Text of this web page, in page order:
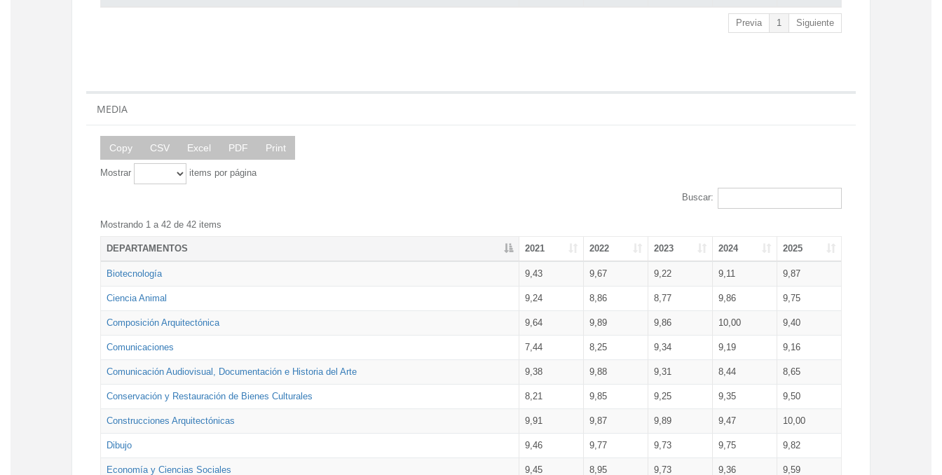
Previa 1 Siguiente
MEDIA
Copy CSV Excel PDF Print
Mostrar items por página
Buscar:
Mostrando 1 a 42 de 42 items
DEPARTAMENTOS 2021 2022 2023 2024 2025
Biotecnología 9,43 9,67 9,22 9,11 9,87
Ciencia Animal 9,24 8,86 8,77 9,86 9,75
Composición Arquitectónica 9,64 9,89 9,86 10,00 9,40
Comunicaciones 7,44 8,25 9,34 9,19 9,16
Comunicación Audiovisual, Documentación e Historia del Arte 9,38 9,88 9,31 8,44 8,65
Conservación y Restauración de Bienes Culturales 8,21 9,85 9,25 9,35 9,50
Construcciones Arquitectónicas 9,91 9,87 9,89 9,47 10,00
Dibujo 9,46 9,77 9,73 9,75 9,82
Economía y Ciencias Sociales 9,45 8,95 9,73 9,36 9,59